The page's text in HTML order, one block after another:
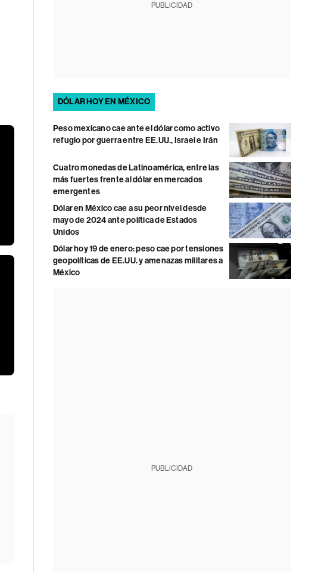
PUBLICIDAD
DÓLAR HOY EN MÉXICO
Peso mexicano cae ante el dólar como activo
refugio por guerra entre EE.UU., Israel e Irán
Cuatro monedas de Latinoamérica, entre las
más fuertes frente al dólar en mercados
emergentes
Dólar en México cae a su peor nivel desde
mayo de 2024 ante política de Estados
Unidos
Dólar hoy 19 de enero: peso cae por tensiones
geopolíticas de EE.UU. y amenazas militares a
México
PUBLICIDAD